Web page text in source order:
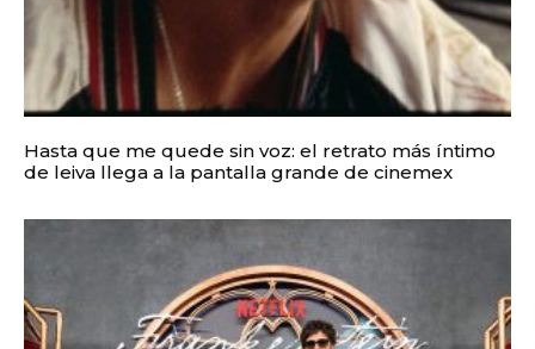
Hasta que me quede sin voz: el retrato más íntimo
de leiva llega a la pantalla grande de cinemex